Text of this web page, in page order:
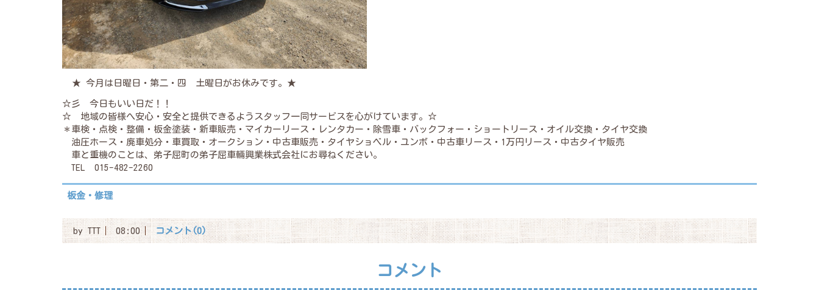
★ 今月は日曜日・第二・四 土曜日がお休みです。★
☆彡 今日もいい日だ！！
☆ 地域の皆様へ安心・安全と提供できるようスタッフ一同サービスを心がけています。☆
＊車検・点検・整備・板金塗装・新車販売・マイカーリース・レンタカー・除雪車・バックフォー・ショートリース・オイル交換・タイヤ交換
油圧ホース・廃車処分・車買取・オークション・中古車販売・タイヤショベル・ユンボ・中古車リース・1万円リース・中古タイヤ販売
車と重機のことは、弟子屈町の弟子屈車輛興業株式会社にお尋ねください。
TEL 015-482-2260
板金・修理
byTTT 08:00 コメント(0)
コメント